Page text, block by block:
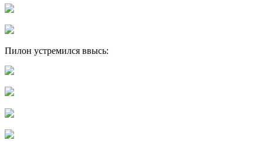
Пилон устремился ввысь: